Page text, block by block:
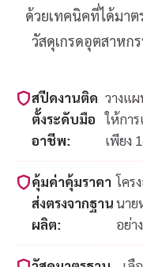
ด้วยเทคนิคที่ได้มาต
วัสดุเกรดอุตสาหก
สปีดงานติด
ตั้งระดับมือ
อาชีพ:
วางแ
ให้การ
เพียง
คุ้มค่าคุ้มราคา
ส่งตรงจากฐาน
ผลิต:
โคร
นาย
อย่า